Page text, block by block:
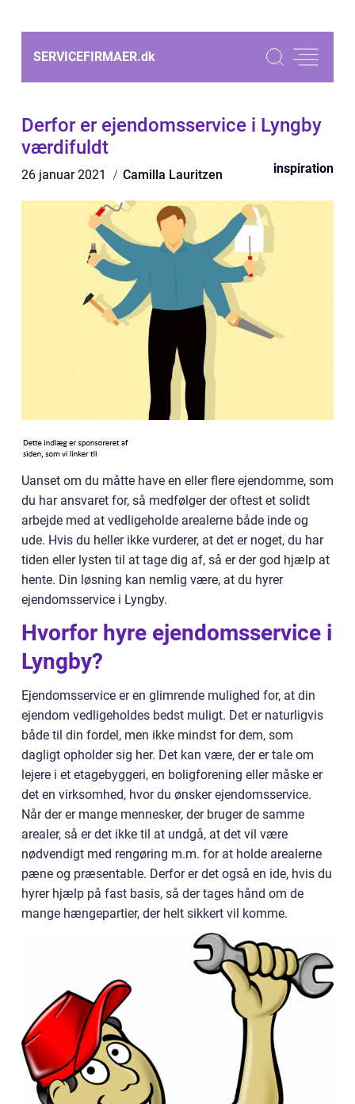
SERVICEFIRMAER.dk
Derfor er ejendomsservice i Lyngby
værdifuldt
26 januar 2021 Camilla Lauritzen inspiration
Uanset om du måtte have en eller flere ejendomme, som
du har ansvaret for, så medfølger der oftest et solidt
arbejde med at vedligeholde arealerne både inde og
ude. Hvis du heller ikke vurderer, at det er noget, du har
tiden eller lysten til at tage dig af, så er der god hjælp at
hente. Din løsning kan nemlig være, at du hyrer
ejendomsservice i Lyngby.
Hvorfor hyre ejendomsservice i
Lyngby?
Ejendomsservice er en glimrende mulighed for, at din
ejendom vedligeholdes bedst muligt. Det er naturligvis
både til din fordel, men ikke mindst for dem, som
dagligt opholder sig her. Det kan være, der er tale om
lejere i et etagebyggeri, en boligforening eller måske er
det en virksomhed, hvor du ønsker ejendomsservice.
Når der er mange mennesker, der bruger de samme
arealer, så er det ikke til at undgå, at det vil være
nødvendigt med rengøring m.m. for at holde arealerne
pæne og præsentable. Derfor er det også en ide, hvis du
hyrer hjælp på fast basis, så der tages hånd om de
mange hængepartier, der helt sikkert vil komme.